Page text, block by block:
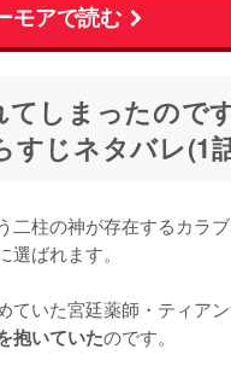
モアで読む
しまったので
すじネタバレ(1
柱の神が存在するカラ
ばれます。
いた宮廷薬師・ティア
抱いていたのです。